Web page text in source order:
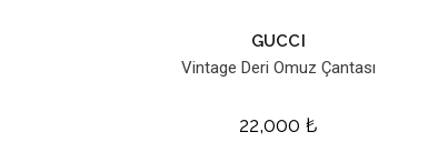
GUCCI
Vintage Deri Omuz Çantası
22,000 ₺